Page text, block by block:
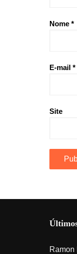
Nome *
E-mail *
Site
Ramon